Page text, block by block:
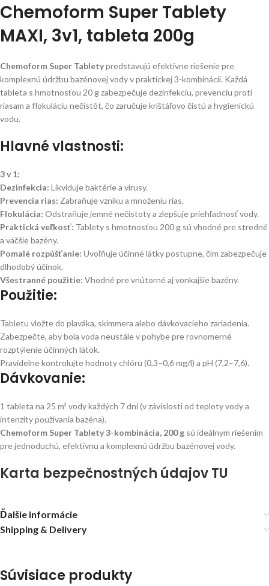
Chemoform Super Tablety
MAXI, 3v1, tableta 200g
Chemoform Super Tabletypredstavujú efektívne riešenie pre
komplexnú údržbu bazénovej vody v praktickej 3-kombinácii. Každá
tableta s hmotnosťou 20 g zabezpečuje dezinfekciu, prevenciu proti
riasam a flokuláciu nečistôt, čo zaručuje krištáľovo čistú a hygienickú
vodu.
Hlavné vlastnosti:
3 v 1:
Dezinfekcia: Likviduje baktérie a vírusy.
Prevencia rias: Zabraňuje vzniku a množeniu rias.
Flokulácia: Odstraňuje jemné nečistoty a zlepšuje priehľadnosť vody.
Praktická veľkosť: Tablety s hmotnosťou 200 g sú vhodné pre stredné
a väčšie bazény.
Pomalé rozpúšťanie: Uvoľňuje účinné látky postupne, čím zabezpečuje
dlhodobý účinok.
Všestranné použitie: Vhodné pre vnútorné aj vonkajšie bazény.
Použitie:
Tabletu vložte do plaváka, skimmera alebo dávkovacieho zariadenia.
Zabezpečte, aby bola voda neustále v pohybe pre rovnomerné
rozptýlenie účinných látok.
Pravidelne kontrolujte hodnoty chlóru (0,3–0,6 mg/l) a pH (7,2–7,6).
Dávkovanie:
1 tableta na 25 m³ vody každých 7 dní (v závislosti od teploty vody a
intenzity používania bazéna).
Chemoform Super Tablety 3-kombinácia, 200 g sú ideálnym riešením
pre jednoduchú, efektívnu a komplexnú údržbu bazénovej vody.
Karta bezpečnostných údajov TU
Ďalšie informácie
Shipping & Delivery
Súvisiace produkty